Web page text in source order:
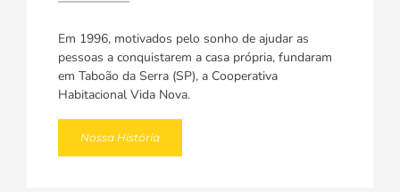
Em 1996, motivados pelo sonho de ajudar as
pessoas a conquistarem a casa própria, fundaram
em Taboão da Serra (SP), a Cooperativa
Habitacional Vida Nova.
Nossa História